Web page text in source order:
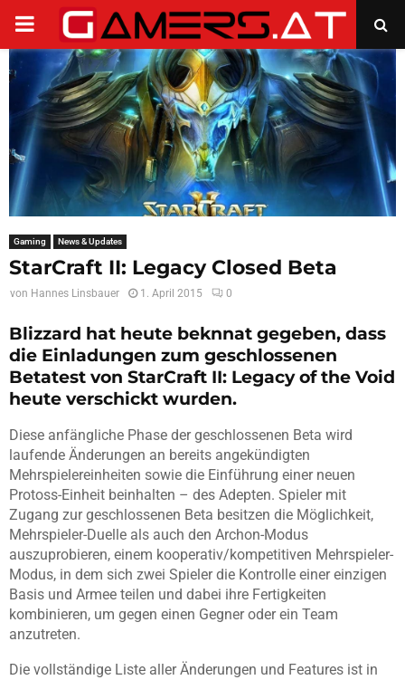
PRIMARY
MENU
Gaming News & Updates
StarCraft II: Legacy Closed Beta
von Hannes Linsbauer 1. April 2015 0
Blizzard hat heute beknnat gegeben, dass
die Einladungen zum geschlossenen
Betatest von StarCraft II: Legacy of the Void
heute verschickt wurden.
Diese anfängliche Phase der geschlossenen Beta wird
laufende Änderungen an bereits angekündigten
Mehrspielereinheiten sowie die Einführung einer neuen
Protoss-Einheit beinhalten – des Adepten. Spieler mit
Zugang zur geschlossenen Beta besitzen die Möglichkeit,
Mehrspieler-Duelle als auch den Archon-Modus
auszuprobieren, einem kooperativ/kompetitiven Mehrspieler-
Modus, in dem sich zwei Spieler die Kontrolle einer einzigen
Basis und Armee teilen und dabei ihre Fertigkeiten
kombinieren, um gegen einen Gegner oder ein Team
anzutreten.
Die vollständige Liste aller Änderungen und Features ist in